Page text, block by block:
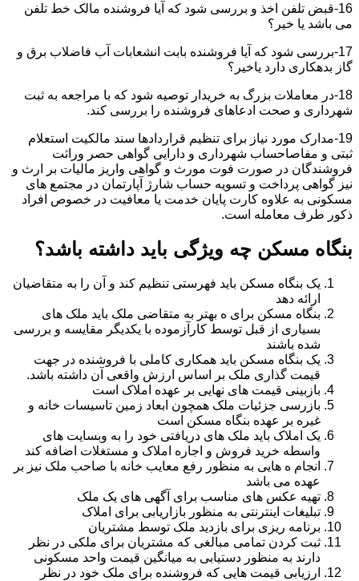
16-قبض تلفن اخذ و بررسی شود که آیا فروشنده مالک خط تلفن
می باشد یا خیر؟
17-بررسی شود که آیا فروشنده بابت انشعابات آب فاضلاب برق و
گاز بدهکاری دارد یاخیر؟
18-در معاملات بزرگ به خریدار توصیه شود که با مراجعه به ثبت
شهرداری و صحت ادعاهای فروشنده را بررسی کند.
19-مدارک مورد نیاز برای تنظیم قراردادها سند مالکیت استعلام
ثبتی و مفاصاحساب شهرداری و دارایی گواهی حصر وراثت
فروشندگان در صورت فوت مورث و گواهی واریز مالیات بر ارث و
نیز گواهی پرداخت و تسویه حساب شارژ آپارتمان در مجتمع های
مسکونی به علاوه کارت پایان خدمت یا معافیت در خصوص افراد
ذکور طرف معامله است.
بنگاه مسکن چه ویژگی باید داشته باشد؟
یک بنگاه مسکن باید فهرستی تنظیم کند و آن را به متقاضیان
ارائه دهد
بنگاه مسکن برای ه بهتر به متقاضی ملک باید ملک های
بسیاری از قبل توسط کارآزموده با یکدیگر مقایسه و بررسی
شده باشند
یک بنگاه مسکن باید همکاری کاملی با فروشنده در جهت
قیمت گذاری ملک بر اساس ارزش واقعی آن داشته باشد.
بازبینی قیمت های نهایی بر عهده املاک است
بازرسی جزئیات ملک همچون ابعاد زمین تاسیسات خانه و
غیره بر عهده بنگاه مسکن است
یک املاک باید ملک های دریافتی خود را به وبسایت های
واسطه خرید فروش و اجاره املاک و مستغلات اضافه کند
انجام ه هایی به منظور رفع معایب خانه با صاحب ملک نیز بر
عهده می باشد
تهیه عکس های مناسب برای آگهی های یک ملک
تبلیغات اینترنتی به منظور بازاریابی برای املاک
برنامه ریزی برای بازدید ملک توسط مشتریان
ثبت کردن تمامی مبالغی که مشتریان برای ملکی در نظر
دارند به منظور دستیابی به میانگین قیمت واحد مسکونی
ارزیابی قیمت هایی که فروشنده برای ملک خود در نظر